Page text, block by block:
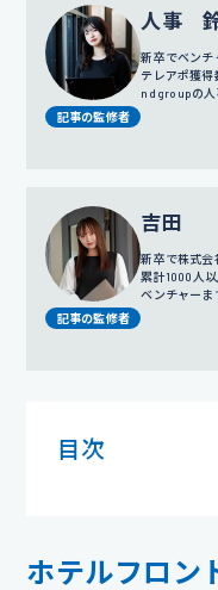
記事の監修者
人事
新卒でベンチ
テレアポ獲得
nd groupの人
記事の監修者
吉田
新卒で株式
累計1000人
ベンチャーま
目次
ホテルフロン